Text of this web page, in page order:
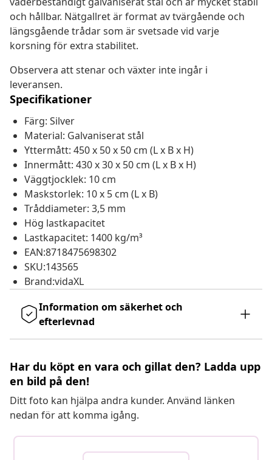
och hållbar. Nätgallret är format av tvärgående och
längsgående trådar som är svetsade vid varje
korsning för extra stabilitet.
Observera att stenar och växter inte ingår i
leveransen.
Specifikationer
Färg: Silver
Material: Galvaniserat stål
Yttermått: 450 x 50 x 50 cm (L x B x H)
Innermått: 430 x 30 x 50 cm (L x B x H)
Väggtjocklek: 10 cm
Maskstorlek: 10 x 5 cm (L x B)
Tråddiameter: 3,5 mm
Hög lastkapacitet
Lastkapacitet: 1400 kg/m³
EAN:8718475698302
SKU:143565
Brand:vidaXL
Information om säkerhet och
efterlevnad
Har du köpt en vara och gillat den? Ladda upp
en bild på den!
Ditt foto kan hjälpa andra kunder. Använd länken
nedan för att komma igång.